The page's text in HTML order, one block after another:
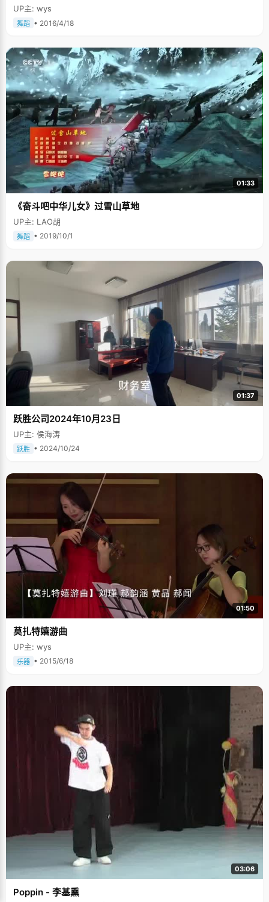
UP主: wys
舞蹈 • 2016/4/18
01:33
《奋斗吧中华儿女》过雪山草地
UP主: LAO胡
舞蹈 • 2019/10/1
01:37
跃胜公司2024年10月23日
UP主: 侯海涛
跃胜 • 2024/10/24
01:50
莫扎特嬉游曲
UP主: wys
乐器 • 2015/6/18
03:06
Poppin - 李基熏